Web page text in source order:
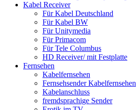
Kabel Receiver
Für Kabel Deutschland
Für Kabel BW
Für Unitymedia
Für Primacom
Für Tele Columbus
HD Receiver/ mit Festplatte
Fernsehen
Kabelfernsehen
Fernsehsender Kabelfernsehen
Kabelanschluss
fremdsprachige Sender